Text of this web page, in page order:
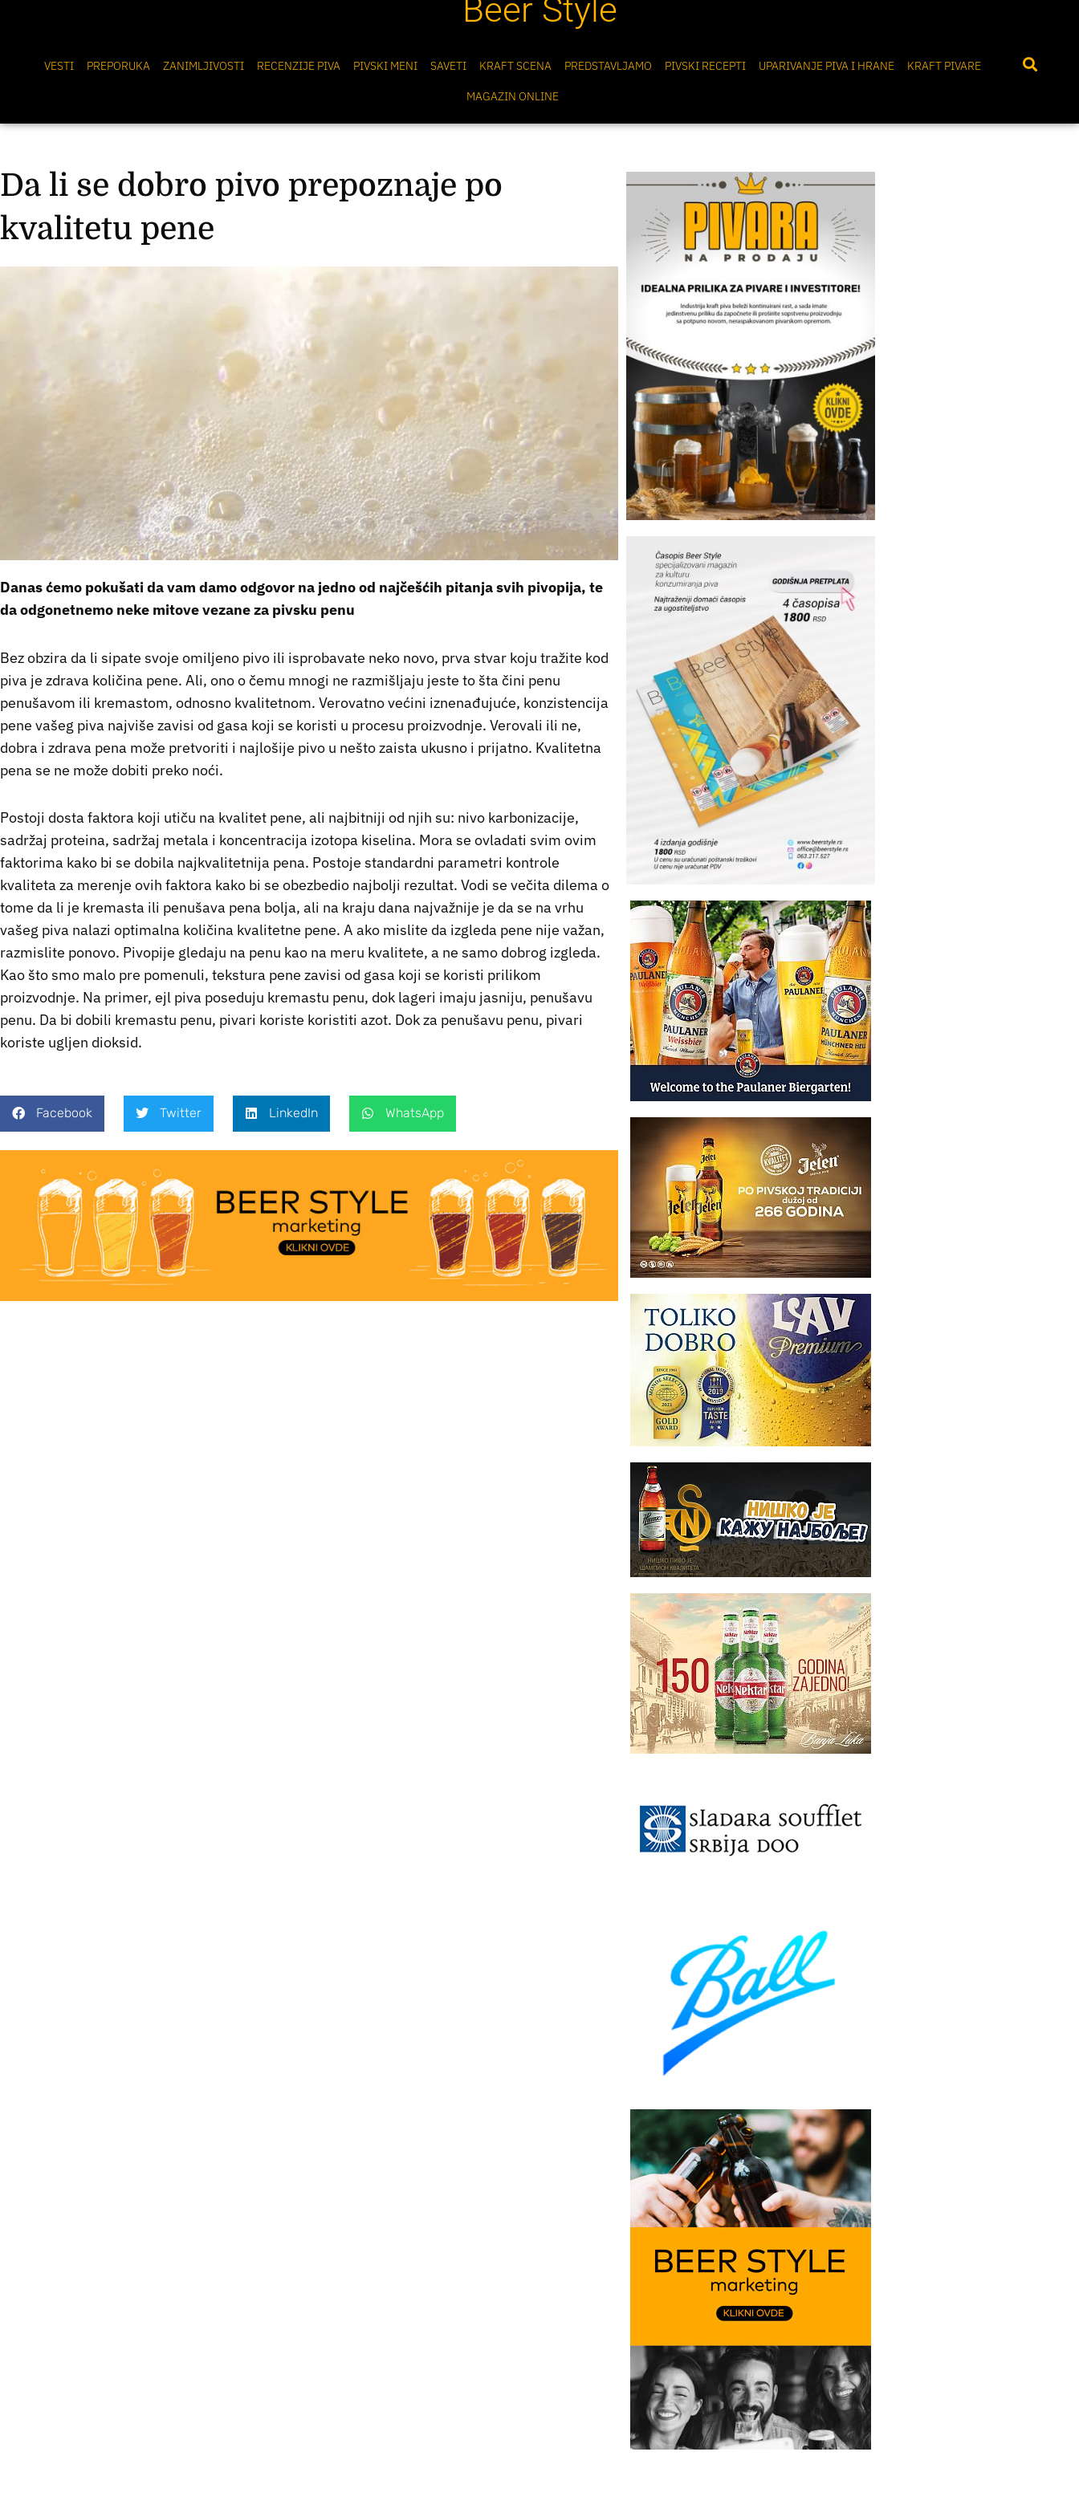
Beer Style
VESTI PREPORUKA ZANIMLJIVOSTI RECENZIJE PIVA PIVSKI MENI SAVETI KRAFT SCENA PREDSTAVLJAMO PIVSKI RECEPTI UPARIVANJE PIVA I HRANE KRAFT PIVARE
MAGAZIN ONLINE
Da li se dobro pivo prepoznaje po
kvalitetu pene
Danas ćemo pokušati da vam damo odgovor na jedno od najčešćih pitanja svih pivopija, te
da odgonetnemo neke mitove vezane za pivsku penu
Bez obzira da li sipate svoje omiljeno pivo ili isprobavate neko novo, prva stvar koju tražite kod
piva je zdrava količina pene. Ali, ono o čemu mnogi ne razmišljaju jeste to šta čini penu
penušavom ili kremastom, odnosno kvalitetnom. Verovatno većini iznenađujuće, konzistencija
pene vašeg piva najviše zavisi od gasa koji se koristi u procesu proizvodnje. Verovali ili ne,
dobra i zdrava pena može pretvoriti i najlošije pivo u nešto zaista ukusno i prijatno. Kvalitetna
pena se ne može dobiti preko noći.
Postoji dosta faktora koji utiču na kvalitet pene, ali najbitniji od njih su: nivo karbonizacije,
sadržaj proteina, sadržaj metala i koncentracija izotopa kiselina. Mora se ovladati svim ovim
faktorima kako bi se dobila najkvalitetnija pena. Postoje standardni parametri kontrole
kvaliteta za merenje ovih faktora kako bi se obezbedio najbolji rezultat. Vodi se večita dilema o
tome da li je kremasta ili penušava pena bolja, ali na kraju dana najvažnije je da se na vrhu
vašeg piva nalazi optimalna količina kvalitetne pene. A ako mislite da izgleda pene nije važan,
razmislite ponovo. Pivopije gledaju na penu kao na meru kvalitete, a ne samo dobrog izgleda.
Kao što smo malo pre pomenuli, tekstura pene zavisi od gasa koji se koristi prilikom
proizvodnje. Na primer, ejl piva poseduju kremastu penu, dok lageri imaju jasniju, penušavu
penu. Da bi dobili kremastu penu, pivari koriste koristiti azot. Dok za penušavu penu, pivari
koriste ugljen dioksid.
Facebook Twitter LinkedIn WhatsApp